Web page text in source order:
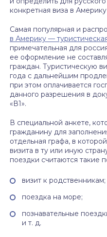
конкретная виза в
Самая популярная и
в Америку —
примечательная для
ее оформление не
граждан. Туристическую
года с дальнейшим
при этом оплачивается
данного разрешения в
«В1».
В специальной анкете,
гражданину для
отдельная графа, в
визита в ту или иную
поездки считаются такие
визит к родственникам;
поездка на море;
познавательные
и т. д.